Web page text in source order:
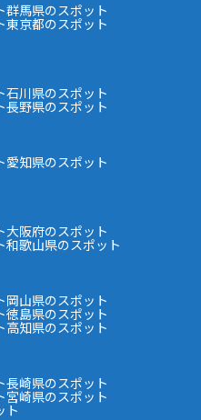
群馬県のスポット
東京都のスポット
石川県のスポット
長野県のスポット
愛知県のスポット
大阪府のスポット
和歌山県のスポット
岡山県のスポット
徳島県のスポット
高知県のスポット
長崎県のスポット
宮崎県のスポット
ト